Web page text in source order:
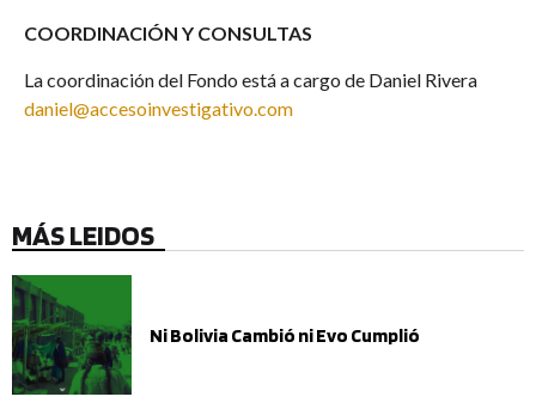
COORDINACIÓN Y CONSULTAS
La coordinación del Fondo está a cargo de Daniel Rivera
daniel@accesoinvestigativo.com
MÁS LEIDOS
Ni Bolivia Cambió ni Evo Cumplió